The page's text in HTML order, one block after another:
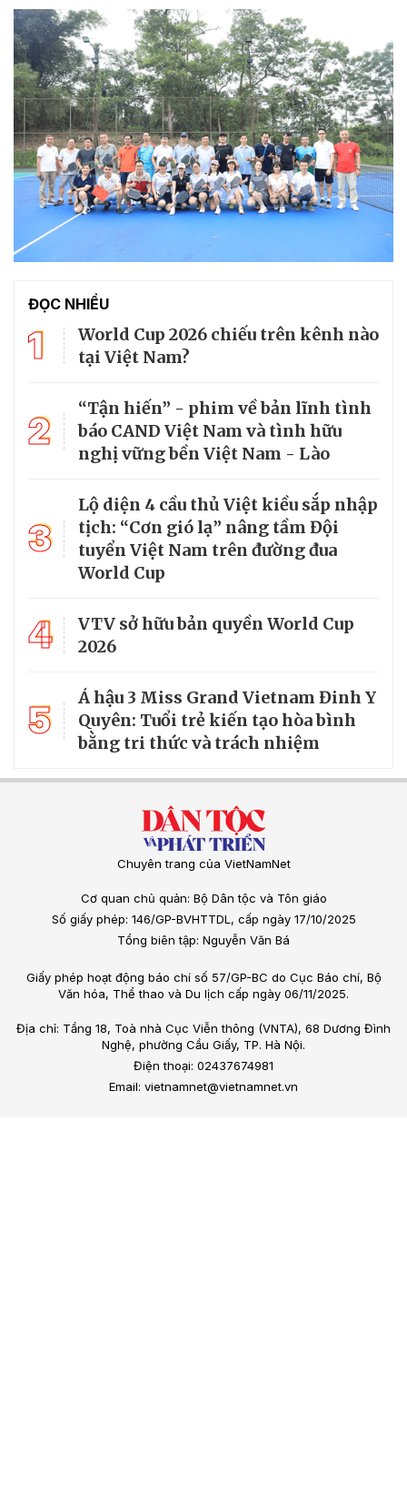
ĐỌC NHIỀU
1
World Cup 2026 chiếu trên kênh nào
tại Việt Nam?
2
“Tận hiến” - phim về bản lĩnh tình
báo CAND Việt Nam và tình hữu
nghị vững bền Việt Nam - Lào
3
Lộ diện 4 cầu thủ Việt kiều sắp nhập
tịch: “Cơn gió lạ” nâng tầm Đội
tuyển Việt Nam trên đường đua
World Cup
4
VTV sở hữu bản quyền World Cup
2026
5
Á hậu 3 Miss Grand Vietnam Đinh Y
Quyên: Tuổi trẻ kiến tạo hòa bình
bằng tri thức và trách nhiệm
Chuyên trang của VietNamNet
Cơ quan chủ quản: Bộ Dân tộc và Tôn giáo
Số giấy phép: 146/GP-BVHTTDL, cấp ngày 17/10/2025
Tổng biên tập: Nguyễn Văn Bá
Giấy phép hoạt động báo chí số 57/GP-BC do Cục Báo chí, Bộ
Văn hóa, Thể thao và Du lịch cấp ngày 06/11/2025.
Địa chỉ: Tầng 18, Toà nhà Cục Viễn thông (VNTA), 68 Dương Đình
Nghệ, phường Cầu Giấy, TP. Hà Nội.
Điện thoại: 02437674981
Email: vietnamnet@vietnamnet.vn